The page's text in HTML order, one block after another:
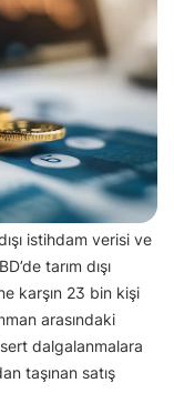
istihdam verisi ve
tarım dışı
karşın 23 bin kişi
arasındaki
dalgalanmalara
taşınan satış